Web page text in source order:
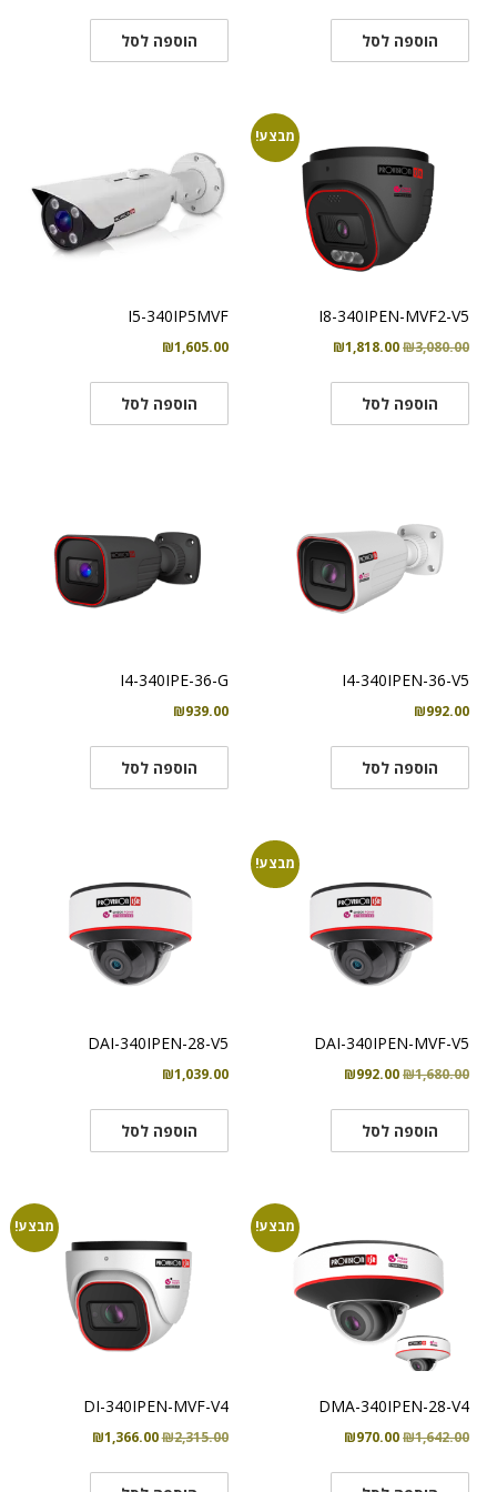
היה:
הוספה לסל הוספה לסל
מבצע!
I8-340IPEN-MVF2-V5
₪3,080.00
המחיר
היה:
₪3,080.00.
₪1,818.00
₪1,818.00.
הוספה לסל
I5-340IP5MVF
₪1,605.00
הוספה לסל
I4-340IPEN-36-V5
₪992.00
הוספה לסל
I4-340IPE-36-G
₪939.00
הוספה לסל
מבצע!
DAI-340IPEN-MVF-V5
₪1,680.00
המחיר
היה:
₪992.00
הוספה לסל
DAI-340IPEN-28-V5
₪1,039.00
הוספה לסל
מבצע!
DMA-340IPEN-28-V4
₪1,642.00
המחיר
היה:
₪970.00
מבצע!
DI-340IPEN-MVF-V4
₪2,315.00
המחיר
היה:
₪1,366.00